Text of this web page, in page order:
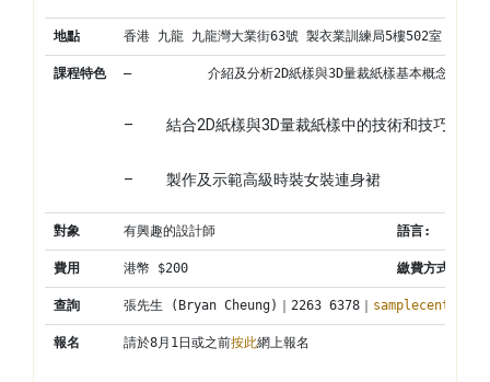
地點 香港 九龍 九龍灣大業街63號 製衣業訓練局5樓502室
課程特色 –          介紹及分析2D紙樣與3D量裁紙樣基本概念和分別
–          結合2D紙樣與3D量裁紙樣中的技術和技巧
–          製作及示範高級時裝女裝連身裙
對象 有興趣的設計師 語言:
費用 港幣 $200 繳費方式
查詢 張先生 (Bryan Cheung)｜2263 6378｜
報名 請於8月1日或之前按此網上報名